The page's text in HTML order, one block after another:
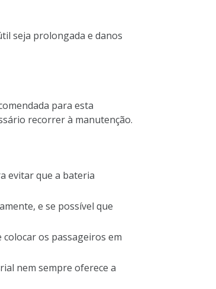
seja prolongada e danos
para esta
recorrer à manutenção.
evitar que a bateria
e se possível que
os passageiros em
nem sempre oferece a